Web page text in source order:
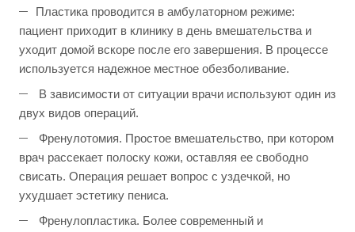
Пластика проводится в амбулаторном режиме:
пациент приходит в клинику в день вмешательства и
уходит домой вскоре после его завершения. В процессе
используется надежное местное обезболивание.
В зависимости от ситуации врачи используют один из
двух видов операций.
Френулотомия. Простое вмешательство, при котором
врач рассекает полоску кожи, оставляя ее свободно
свисать. Операция решает вопрос с уздечкой, но
ухудшает эстетику пениса.
Френулопластика. Более современный и